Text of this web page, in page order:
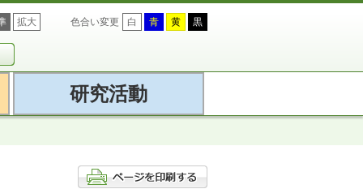
拡大 色合い変更 白 青 黄 黒
研究活動